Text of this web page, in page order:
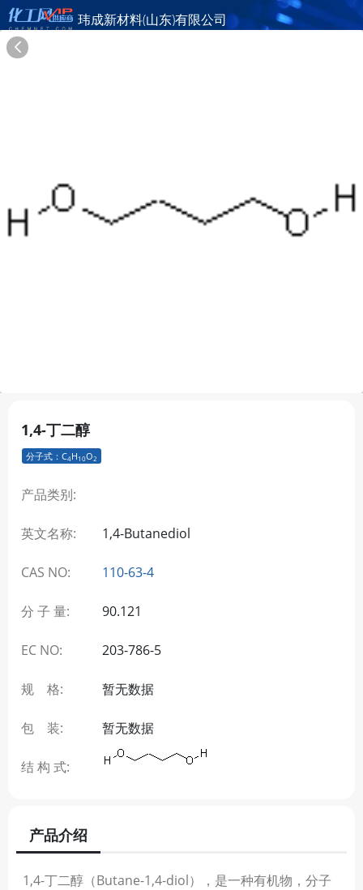
玮成新材料(山东)有限公司
1,4-丁二醇
分子式：C4H10O2
产品类别:
英文名称: 1,4-Butanediol
CAS NO: 110-63-4
分 子 量: 90.121
EC NO: 203-786-5
规 格: 暂无数据
包 装: 暂无数据
结 构 式:
产品介绍
1,4-丁二醇（Butane-1,4-diol），是一种有机物，分子